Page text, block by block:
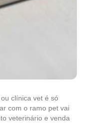
clínica vet é só
com o ramo pet vai
veterinário e venda